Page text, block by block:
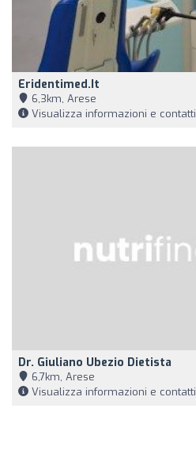
Eridentimed.it
6,3km, Arese
Visualizza informazioni e contatti
Dr. Giuliano Ubezio Dietista
6,7km, Arese
Visualizza informazioni e contatti